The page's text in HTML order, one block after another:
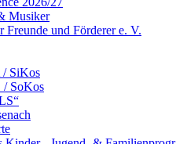
Musiker
Freunde und Förderer e. V.
/ SiKos
/ SoKos